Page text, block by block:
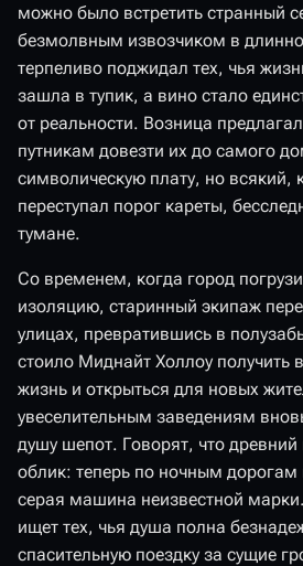
можно было встретить странный
безмолвным извозчиком в
терпеливо поджидал тех, чья
зашла в тупик, а вино стало
от реальности. Возница
путникам довезти их до самого
символическую плату, но всякий,
переступал порог кареты,
тумане.
Со временем, когда город
изоляцию, старинный экипаж
улицах, превратившись в
стоило Миднайт Холлоу получить
жизнь и открыться для новых
увеселительным заведениям
душу шепот. Говорят, что
облик: теперь по ночным дорогам
серая машина неизвестной
ищет тех, чья душа полна
спасительную поездку за сущие